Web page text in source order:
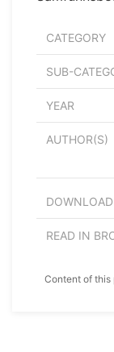
CATEGORY
SUB-
YEAR
AUTHOR(S)
DOWNLOAD
READ IN
Content of this